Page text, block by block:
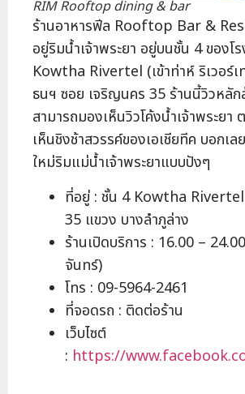
RIM Rooftop dining & bar
ร้านอาหารฟีล Rooftop Bar &
อยู่ริมน้ำเจ้าพระยา อยู่บนชั้น 4 ของโ
Kowtha Rivertel (เข้าท่าห์ ริเวอร์
ธนฯ ซอย เจริญนคร 35 ร้านนี้วิวหลั
สามารถมองเห็นวิวโค้งน้ำเจ้าพระยา
เห็นชิงช้าสวรรค์ของเอเชียทีค บอกเ
ใหม่ริมแม่น้ำเจ้าพระยาแบบปังๆ
ที่อยู่ : ชั้น 4 Kowtha
35 แขวง บางลำภูล่าง
ร้านเปิดบริการ : 16.00 –
จันทร์)
โทร : 09-5964-2461
ที่จอดรถ : ติดต่อร้าน
เว็บไซต์
: https://